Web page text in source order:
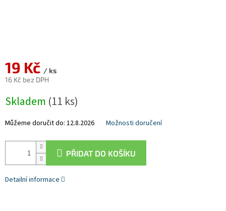
19 Kč / ks
16 Kč bez DPH
cena:
Skladem (11 ks)
Můžeme doručit do: 12.8.2026 Možnosti doručení
PŘIDAT DO KOŠÍKU
Detailní informace